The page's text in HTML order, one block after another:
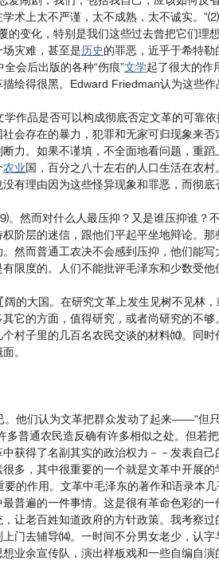
术上太不严谨，太不成熟，太不诚实。”⑵
变化，特别是我们这些过去曾把它们理
灾难，甚至是历史的罪恶，近乎于希特
会后出版的各种“伤痕”文学起了很大的作
绘得很黑。Edward Friedman认为这些
作品是否可以构成彻底否定文革的可靠
会存在的暴力，犯罪和无家可归现象来
力。如果不谨填，不全面地看问题，重
农业国，百分之八十左右的人口生活在农
有理由因为这些怪异现象和罪恶，而彻
然而对什么人最压抑？又是谁压抑谁？
阶层的迷信，跟他们平起平坐地辩论。
然而普通工农决不会感到压抑，他们能
限度的。人们不能批评毛泽东和少数受
的大国。在研究文革上发生见树不见林
它的方面，值得研究，或者尚研究的不够
村子里的几百名农民交谈的材料⑽。同
。
他们认为文革把群众发动了起来——“但
普通农民造反确有许多相似之处。但若
获得了名副其实的政治权力－－发表自
多，其中很重要的一个就是文革中开展的
的作用。文革中毛泽东的著作和语录本
普遍的一件事情。这是很有革命色彩的
让老百姓知道政府的方针政策。我考察
门去辅导⒁。一时间不分男女老少，认
业余宣传队，演出样板戏和一些自编自